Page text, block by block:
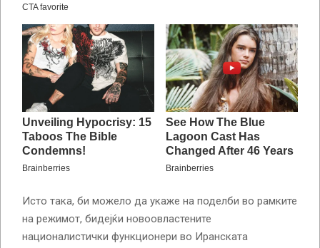
Исто така, би можело да укаже на поделби во рамките
на режимот, бидејќи новоовластените
националистички функционери во Иранската